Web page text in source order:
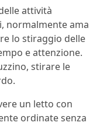
attività
normalmente ama
lo stiraggio delle
e attenzione.
stirare le
un letto con
ordinate senza